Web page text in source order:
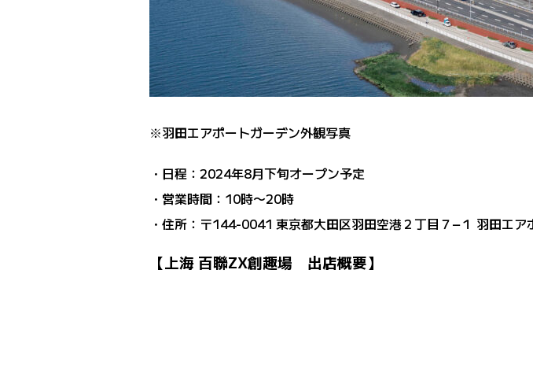
※羽田エアポートガーデン外観写真
・日程：2024年8月下旬オープン予定
・営業時間：10時〜20時
・住所：〒144-0041 東京都大田区羽田空港２丁目７−１ 羽田エア
【上海 百聯ZX創趣場 出店概要】